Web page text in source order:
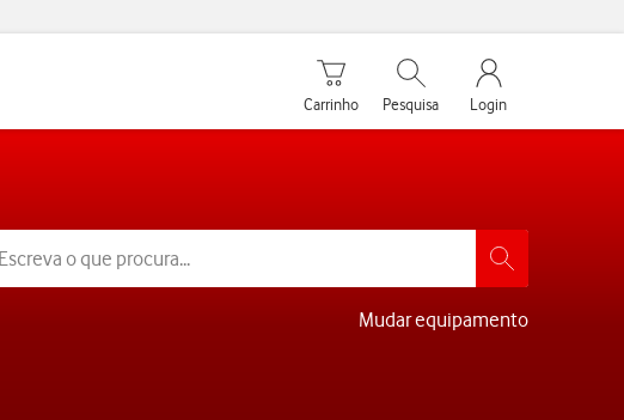
Carrinho de compras
Carrinho
Pesquisar
Pesquisa
My Vodafone
Login
Mudar equipamento